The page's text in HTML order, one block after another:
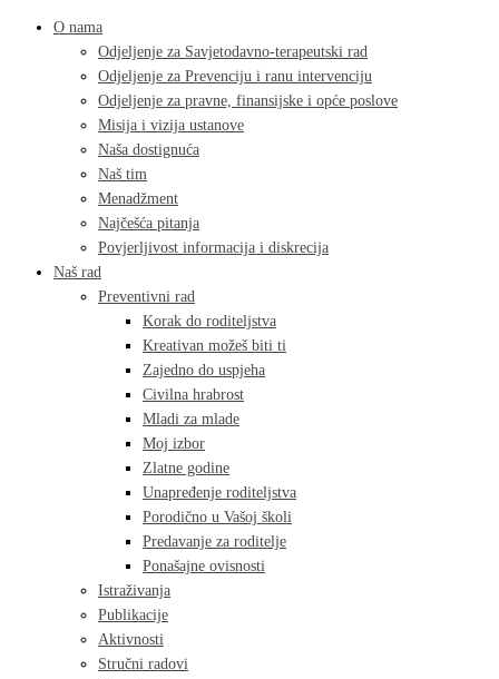
O nama
Odjeljenje za Savjetodavno-terapeutski rad
Odjeljenje za Prevenciju i ranu intervenciju
Odjeljenje za pravne, finansijske i opće poslove
Misija i vizija ustanove
Naša dostignuća
Naš tim
Menadžment
Najčešća pitanja
Povjerljivost informacija i diskrecija
Naš rad
Preventivni rad
Korak do roditeljstva
Kreativan možeš biti ti
Zajedno do uspjeha
Civilna hrabrost
Mladi za mlade
Moj izbor
Zlatne godine
Unapređenje roditeljstva
Porodično u Vašoj školi
Predavanje za roditelje
Ponašajne ovisnosti
Istraživanja
Publikacije
Aktivnosti
Stručni radovi